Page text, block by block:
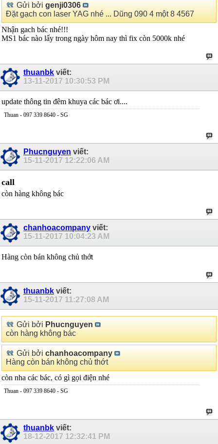
Gửi bởi genji0306
Đặt gạch con laser YAG nhé ... Dũng 090 4 một 8 4567
Nhận gach bác nhé!!!
MS1 bác nào lấy trong ngày hôm nay thì fix còn 5000k nhé
thuanbk viết:
13-11-2017 10:30:53 PM
update thông tin đêm khuya các bác ơi....
Thuan - 097 339 8640 - SG
Phucnguyen viết:
15-11-2017 12:22:06 AM
call
còn hàng không bác
chanhoacompany viết:
15-11-2017 10:04:23 AM
Hàng còn bán không chủ thớt
thuanbk viết:
15-11-2017 11:27:08 AM
Gửi bởi Phucnguyen
còn hàng không bác
Gửi bởi chanhoacompany
Hàng còn bán không chủ thớt
còn nha các bác, có gì gọi điện nhé
Thuan - 097 339 8640 - SG
thuanbk viết:
18-12-2017 12:32:41 PM